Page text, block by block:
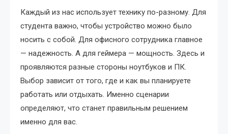
Каждый из нас использует технику по-разному. Для
студента важно, чтобы устройство можно было
носить с собой. Для офисного сотрудника главное
— надежность. А для геймера — мощность. Здесь и
проявляются разные стороны ноутбуков и ПК.
Выбор зависит от того, где и как вы планируете
работать или отдыхать. Именно сценарии
определяют, что станет правильным решением
именно для вас.